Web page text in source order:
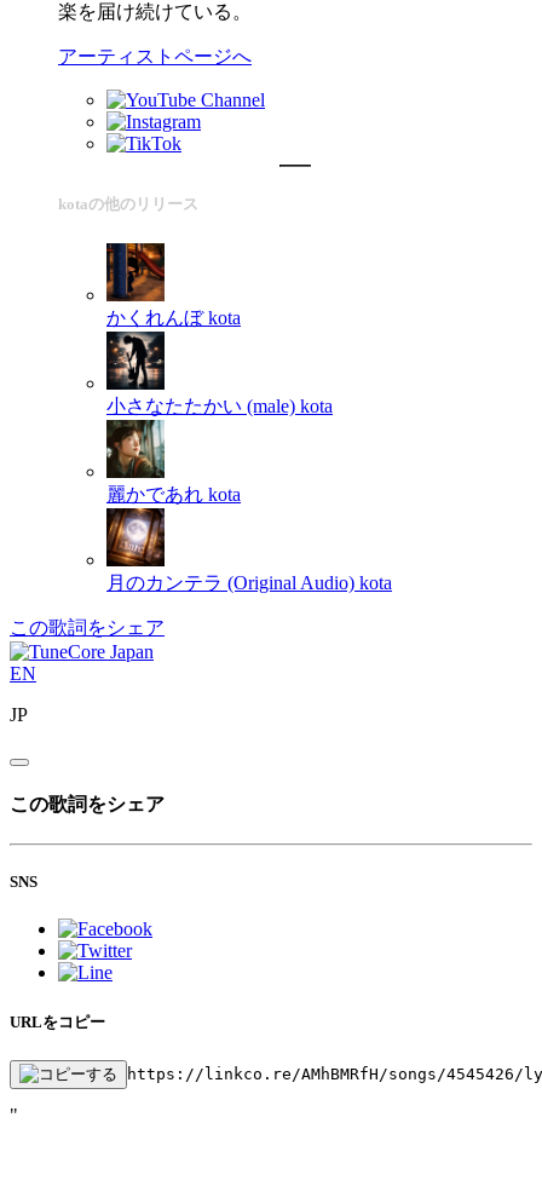
楽を届け続けている。
アーティストページへ
kotaの他のリリース
かくれんぼ kota
小さなたたかい (male) kota
麗かであれ kota
月のカンテラ (Original Audio) kota
この歌詞をシェア
EN
JP
この歌詞をシェア
SNS
URLをコピー
https://linkco.re/AMhBMRfH/songs/4545426/
"